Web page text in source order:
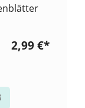
2,99 €*